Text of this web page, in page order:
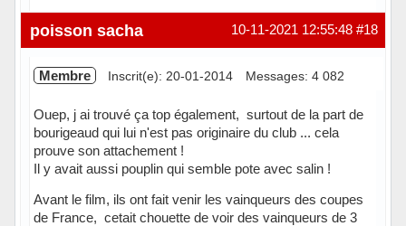
En ligne #18
10-11-2021 12:55:48
poisson sacha
Membre Inscrit(e): 20-01-2014 Messages: 4 082
Ouep, j ai trouvé ça top également, surtout de la part de
bourigeaud qui lui n'est pas originaire du club ... cela
prouve son attachement !
Il y avait aussi pouplin qui semble pote avec salin !
Avant le film, ils ont fait venir les vainqueurs des coupes
de France, cetait chouette de voir des vainqueurs de 3